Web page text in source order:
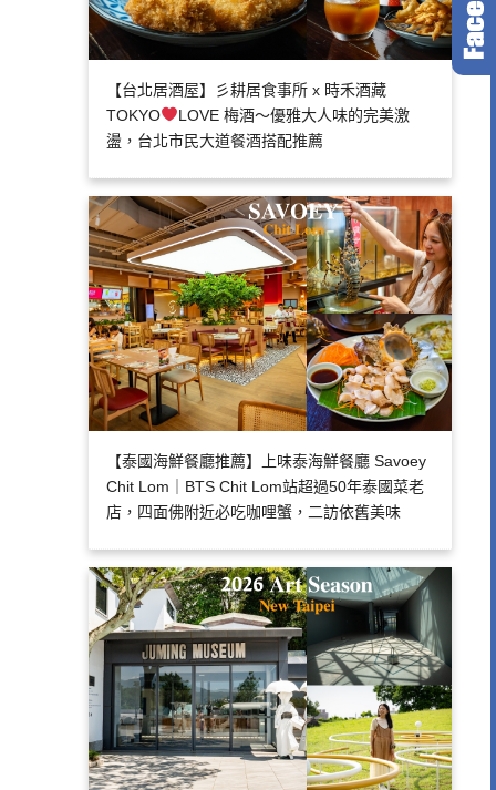
【台北居酒屋】彡耕居食事所 x 時禾酒藏
TOKYO
LOVE 梅酒～優雅大人味的完美激
盪，台北市民大道餐酒搭配推薦
【泰國海鮮餐廳推薦】上味泰海鮮餐廳 Savoey
Chit Lom｜BTS Chit Lom站超過50年泰國菜老
店，四面佛附近必吃咖哩蟹，二訪依舊美味